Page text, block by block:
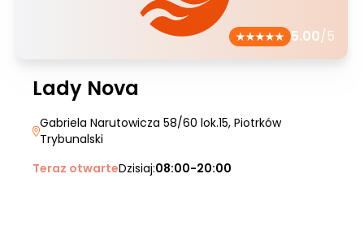
5.00/5
Lady Nova
Gabriela Narutowicza 58/60 lok.15, Piotrków
Trybunalski
Teraz otwarteDzisiaj:08:00-20:00